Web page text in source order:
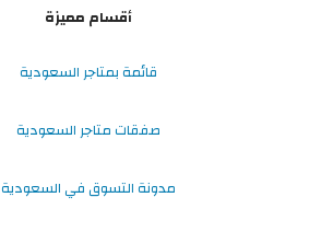
أقسام مميزة
قائمة بمتاجر السعودية
صفقات متاجر السعودية
مدونة التسوق في السعودية